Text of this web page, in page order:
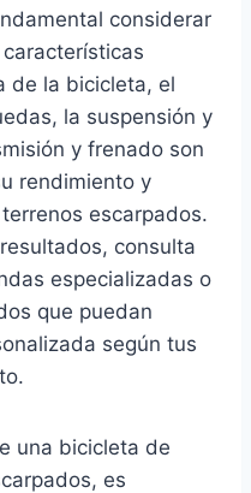
considerar
de la bicicleta, el
la suspensión y
y frenado son
rendimiento y
escarpados.
consulta
especializadas o
que puedan
según tus
una bicicleta de
es